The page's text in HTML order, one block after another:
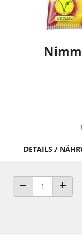
DETAILS /
ANZAHL VERRINGERN